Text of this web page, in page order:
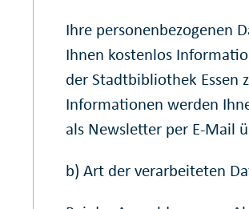
Ihre personenbezogenen
Ihnen kostenlos
der Stadtbibliothek Essen
Informationen werden
als Newsletter per E-Mail
b) Art der verarbeiteten